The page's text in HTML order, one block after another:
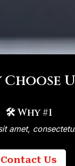
Choose
🛠 Why #1
amet,
Contact Us